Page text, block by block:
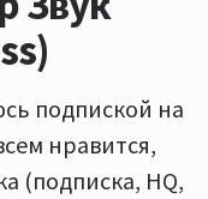
подпиской на
нравится,
(подписка, HQ,